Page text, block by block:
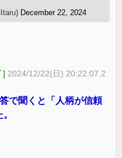
December 22, 2024
] 2024/12/22(日) 20:22:07.2
で聞くと「人柄が信頼